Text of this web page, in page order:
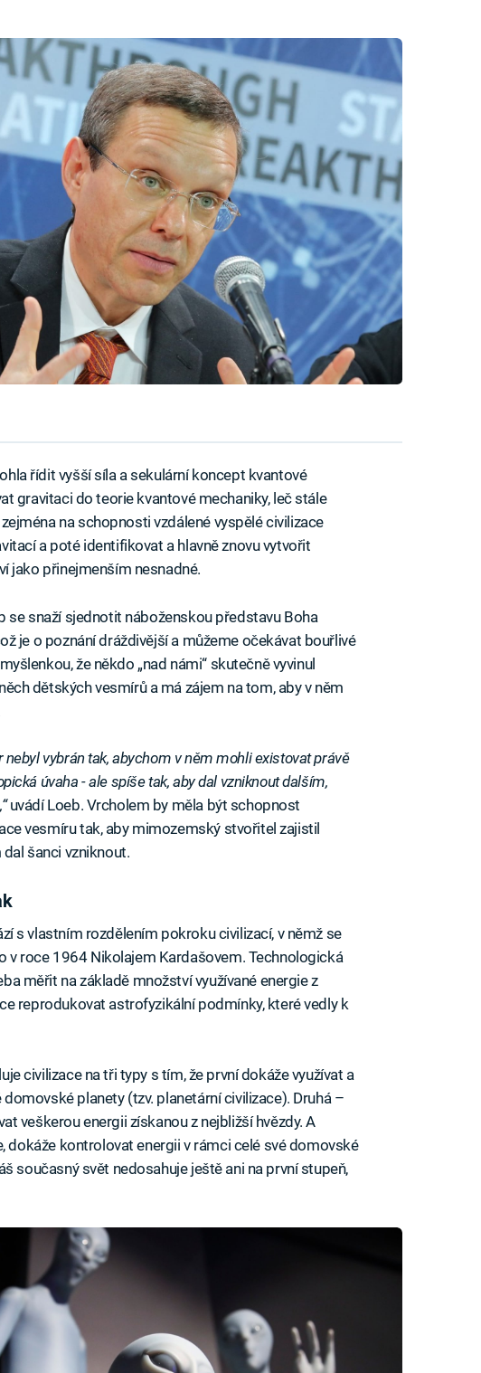
řídit vyšší síla a sekulární koncept kvantové
gravitaci do teorie kvantové mechaniky, leč stále
na schopnosti vzdálené vyspělé civilizace
a poté identifikovat a hlavně znovu vytvořit
jako přinejmenším nesnadné.
se snaží sjednotit náboženskou představu Boha
je o poznání dráždivější a můžeme očekávat bouřlivé
že někdo „nad námi“ skutečně vyvinul
dětských vesmírů a má zájem na tom, aby v něm
nebyl vybrán tak, abychom v něm mohli existovat právě
úvaha - ale spíše tak, aby dal vzniknout dalším,
uvádí Loeb. Vrcholem by měla být schopnost
vesmíru tak, aby mimozemský stvořitel zajistil
šanci vzniknout.
s vlastním rozdělením pokroku civilizací, v němž se
v roce 1964 Nikolajem Kardašovem. Technologická
měřit na základě množství využívané energie z
reprodukovat astrofyzikální podmínky, které vedly k
civilizace na tři typy s tím, že první dokáže využívat a
planety (tzv. planetární civilizace). Druhá –
veškerou energii získanou z nejbližší hvězdy. A
dokáže kontrolovat energii v rámci celé své domovské
současný svět nedosahuje ještě ani na první stupeň,